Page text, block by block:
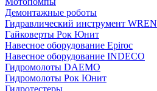
Демонтажные роботы
Гидравлический инструмент WREN
Гайковерты Рок Юнит
Навесное оборудование Epiroc
Навесное оборудование INDECO
Гидромолоты DAEMO
Гидромолоты Рок Юнит
Гидротестеры